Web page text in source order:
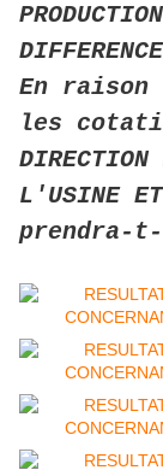
En
les
L'USINE
prendra-t-